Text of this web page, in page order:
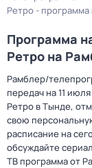
Ретро - программа
Программа
Ретро на
Рамблер/
передач на 11
Ретро в Тынде,
свою
расписание на
обсуждайте
ТВ программа от